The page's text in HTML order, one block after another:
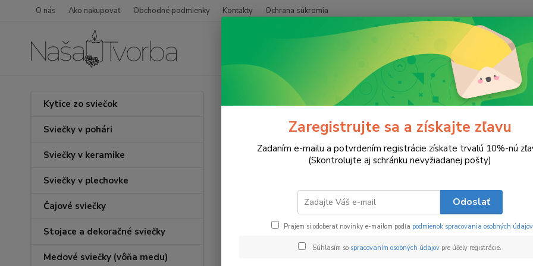
O nás Ako nakupovať Obchodné podmienky Kontakty Ochrana súkromia
Kytice zo sviečok
Sviečky v pohári
Sviečky v keramike
Sviečky v plechovke
Čajové sviečky
Stojace a dekoračné sviečky
Medové sviečky (vôňa medu)
Šťastná Labka
Šťastná Labka
Sú
Zaregistrujte sa a získajte zľavu
Zadaním e-mailu a potvrdením registrácie získate trvalú 10%-nú
(Skontrolujte aj schránku nevyžiadanej pošty)
Odoslať
Prajem si odoberať novinky e-mailom podľa podmienok spracovania osobných údajov.
Súhlasím so spracovaním osobných údajov pre účely registrácie.